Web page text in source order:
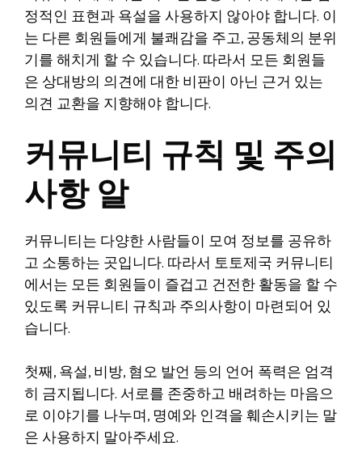
정적인 표현과 욕설을 사용하지 않아야 합니다. 이
는 다른 회원들에게 불쾌감을 주고, 공동체의 분위
기를 해치게 할 수 있습니다. 따라서 모든 회원들
은 상대방의 의견에 대한 비판이 아닌 근거 있는
의견 교환을 지향해야 합니다.
커뮤니티 규칙 및 주의
사항 알
커뮤니티는 다양한 사람들이 모여 정보를 공유하
고 소통하는 곳입니다. 따라서 토토제국 커뮤니티
에서는 모든 회원들이 즐겁고 건전한 활동을 할 수
있도록 커뮤니티 규칙과 주의사항이 마련되어 있
습니다.
첫째, 욕설, 비방, 혐오 발언 등의 언어 폭력은 엄격
히 금지됩니다. 서로를 존중하고 배려하는 마음으
로 이야기를 나누며, 명예와 인격을 훼손시키는 말
은 사용하지 말아주세요.